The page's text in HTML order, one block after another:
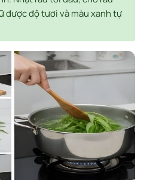
được độ tươi và màu xanh tự